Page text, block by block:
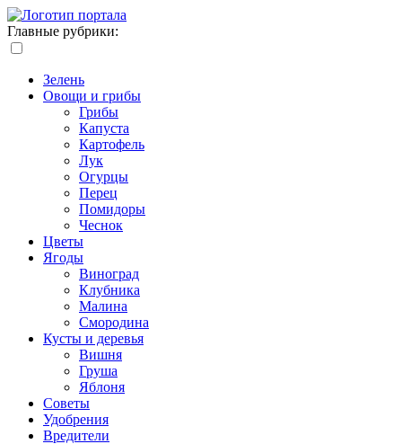
Главные рубрики:
Зелень
Овощи и грибы
Грибы
Капуста
Картофель
Лук
Огурцы
Перец
Помидоры
Чеснок
Цветы
Ягоды
Виноград
Клубника
Малина
Смородина
Кусты и деревья
Вишня
Груша
Яблоня
Советы
Удобрения
Вредители